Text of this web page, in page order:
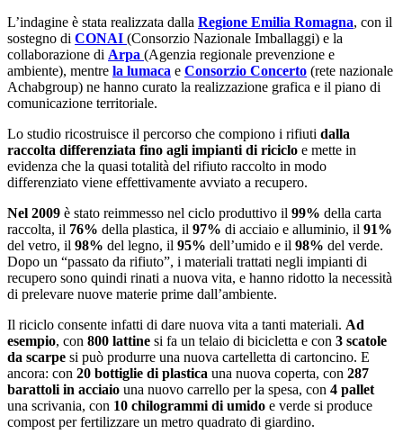
L’indagine è stata realizzata dalla Regione Emilia Romagna, con il
sostegno di CONAI (Consorzio Nazionale Imballaggi) e la
collaborazione di Arpa (Agenzia regionale prevenzione e
ambiente), mentre la lumaca e Consorzio Concerto (rete nazionale
Achabgroup) ne hanno curato la realizzazione grafica e il piano di
comunicazione territoriale.
Lo studio ricostruisce il percorso che compiono i rifiuti dalla
raccolta differenziata fino agli impianti di riciclo e mette in
evidenza che la quasi totalità del rifiuto raccolto in modo
differenziato viene effettivamente avviato a recupero.
Nel 2009 è stato reimmesso nel ciclo produttivo il 99% della carta
raccolta, il 76% della plastica, il 97% di acciaio e alluminio, il 91%
del vetro, il 98% del legno, il 95% dell’umido e il 98% del verde.
Dopo un “passato da rifiuto”, i materiali trattati negli impianti di
recupero sono quindi rinati a nuova vita, e hanno ridotto la necessità
di prelevare nuove materie prime dall’ambiente.
Il riciclo consente infatti di dare nuova vita a tanti materiali. Ad
esempio, con 800 lattine si fa un telaio di bicicletta e con 3 scatole
da scarpe si può produrre una nuova cartelletta di cartoncino. E
ancora: con 20 bottiglie di plastica una nuova coperta, con 287
barattoli in acciaio una nuovo carrello per la spesa, con 4 pallet
una scrivania, con 10 chilogrammi di umido e verde si produce
compost per fertilizzare un metro quadrato di giardino.